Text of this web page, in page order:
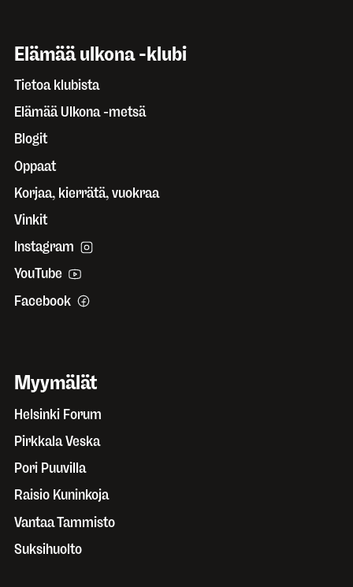
Elämää ulkona -klubi
Tietoa klubista
Elämää Ulkona -metsä
Blogit
Oppaat
Korjaa, kierrätä, vuokraa
Vinkit
Instagram
YouTube
Facebook
Myymälät
Helsinki Forum
Pirkkala Veska
Pori Puuvilla
Raisio Kuninkoja
Vantaa Tammisto
Suksihuolto